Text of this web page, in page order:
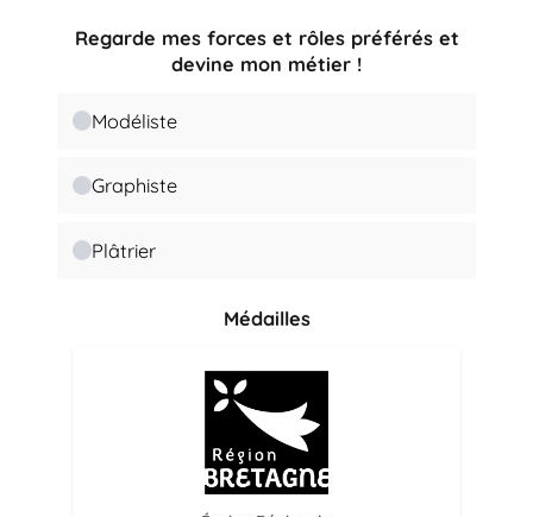
Regarde mes forces et rôles préférés et
devine mon métier !
Modéliste
Graphiste
Plâtrier
Médailles